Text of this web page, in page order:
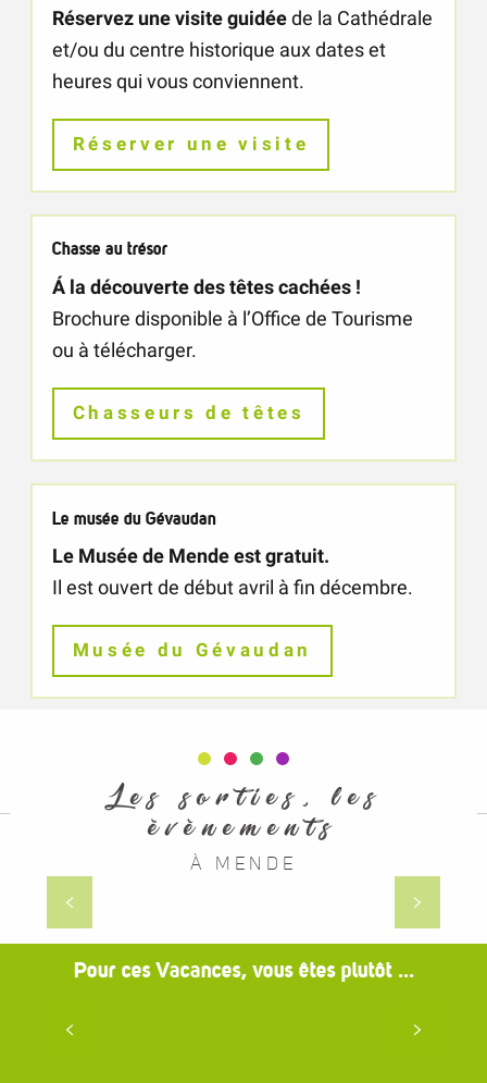
Réservez une visite guidéede la Cathédrale
et/ou du centre historique aux dates et
heures qui vous conviennent.
Réserver une visite
Chasse au trésor
Á la découverte des têtes cachées !
Brochure disponible à l’Office de Tourisme
ou à télécharger.
Chasseurs de têtes
Le musée du Gévaudan
Le Musée de Mende est gratuit.
Il est ouvert de début avril à fin décembre.
Musée du Gévaudan
Les sorties, les
évènements
À MENDE
En soirée
Pour ces Vacances, vous êtes plutôt ...